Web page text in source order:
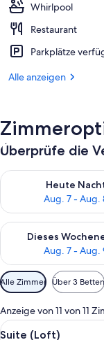
Whirlpool
Restaurant
Parkplätze
Alle anzeigen
Überprüfe die
Heute
Aug. 7 - Aug.
Überprüfe die
Dieses
Aug. 7 - Aug.
Überprüfe die
Verfügbare
Filter
für
Zimmer
Alle Zimmer Über 3 Betten
Anzeige von 11 von 11
Alle10
Suite (Loft)